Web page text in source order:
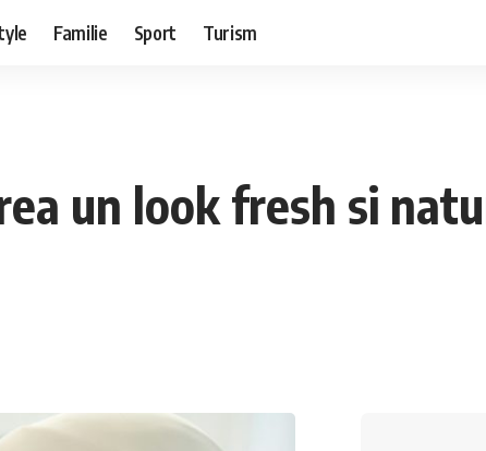
Familie Sport Turism
un look fresh si